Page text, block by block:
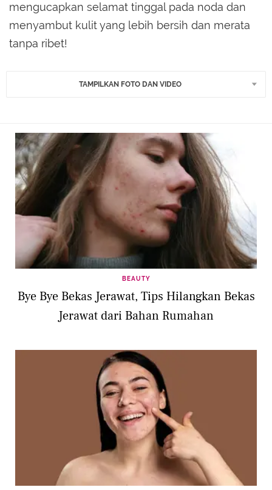
mengucapkan selamat tinggal pada noda dan
menyambut kulit yang lebih bersih dan merata
tanpa ribet!
TAMPILKAN FOTO DAN VIDEO
BEAUTY
Bye Bye Bekas Jerawat, Tips Hilangkan Bekas
Jerawat dari Bahan Rumahan